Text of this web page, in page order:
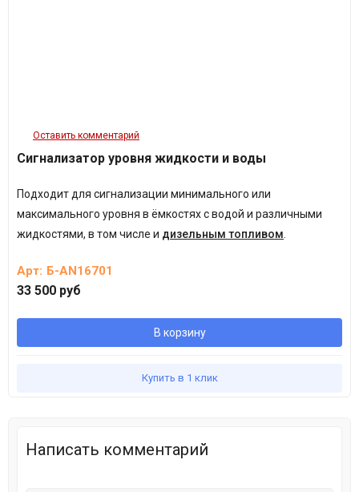
Оставить комментарий
Сигнализатор уровня жидкости и воды
Подходит для сигнализации минимального или
максимального уровня в ёмкостях с водой и различными
жидкостями, в том числе и дизельным топливом
Арт: Б-AN16701
33 500 руб
В корзину
Купить в 1 клик
Написать комментарий